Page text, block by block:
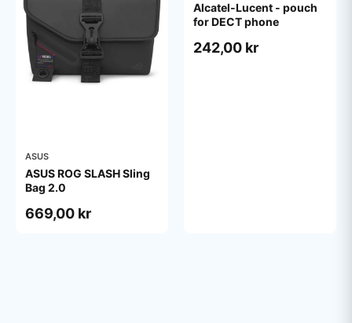
ASUS
ASUS ROG SLASH Sling
Bag 2.0
669,00 kr
Alcatel-Lucent - pouch
for DECT phone
242,00 kr